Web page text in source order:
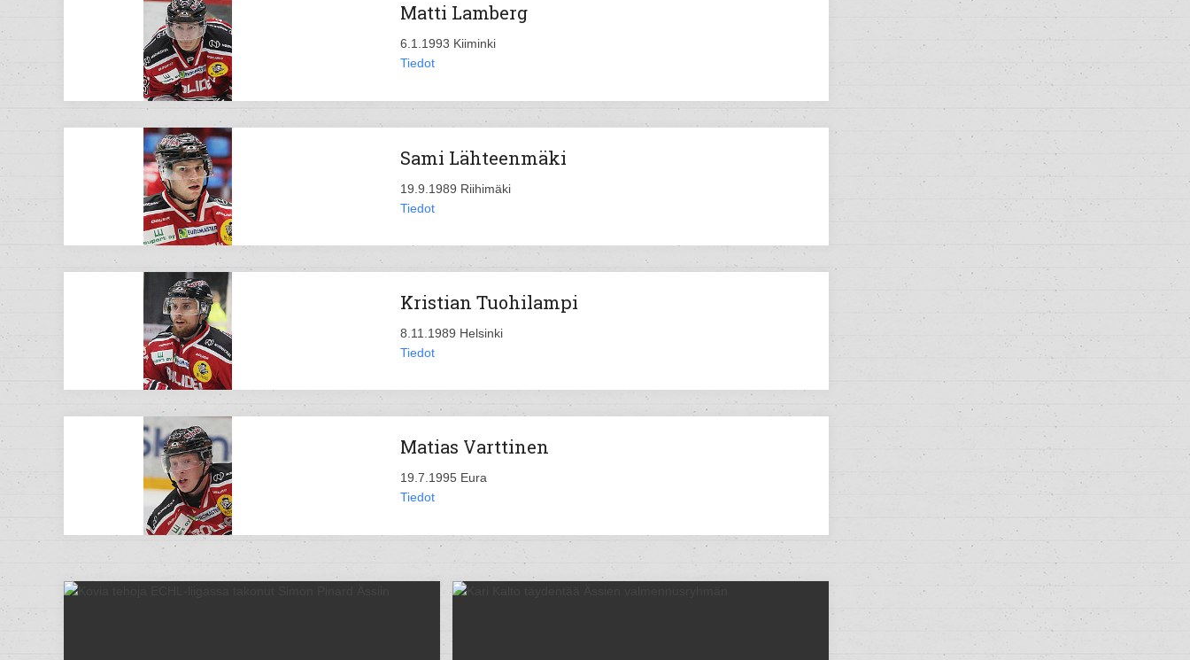
Matti Lamberg
6.1.1993 Kiiminki
Tiedot
Sami Lähteenmäki
19.9.1989 Riihimäki
Tiedot
Kristian Tuohilampi
8.11.1989 Helsinki
Tiedot
Matias Varttinen
19.7.1995 Eura
Tiedot